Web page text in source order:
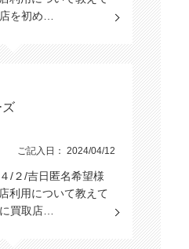
を初め…
ズ
ご記入日： 2024/04/12
/２/吉日匿名希望様
利用について教えて
買取店…